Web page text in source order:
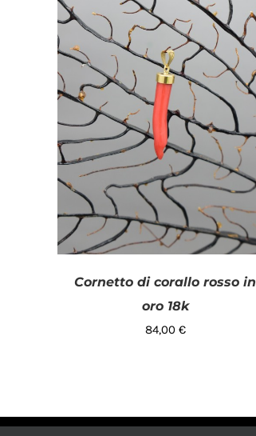
Ciondoli(1)
Cornetti di corallo
Oro (1)
Uomo (1)
DETTAGLI
Cornetto di corallo rosso in
oro 18k
84,00 €